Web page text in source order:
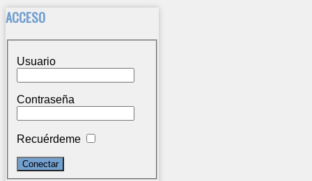
ACCESO
Usuario
Contraseña
Recuérdeme